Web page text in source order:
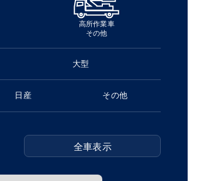
高所作業車
その他
大型
日産 その他
全車表示